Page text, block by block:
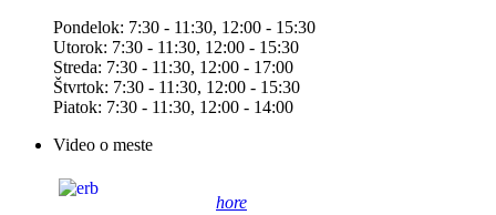
Pondelok: 7:30 - 11:30, 12:00 - 15:30
Utorok: 7:30 - 11:30, 12:00 - 15:30
Streda: 7:30 - 11:30, 12:00 - 17:00
Štvrtok: 7:30 - 11:30, 12:00 - 15:30
Piatok: 7:30 - 11:30, 12:00 - 14:00
Video o meste
hore